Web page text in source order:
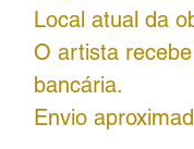
Local atual da
O artista
bancária.
Envio